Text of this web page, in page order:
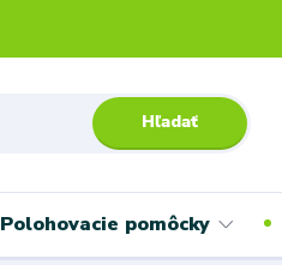
Hľadať
Polohovacie pomôcky